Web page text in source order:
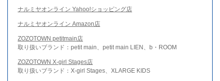
ナルミヤオンライン Yahoo!ショッピング店
ナルミヤオンライン Amazon店
ZOZOTOWN petitmain店
取り扱いブランド：petit main、petit main LIEN、b・ROOM
ZOZOTOWN X-girl Stages店
取り扱いブランド：X-girl Stages、XLARGE KIDS